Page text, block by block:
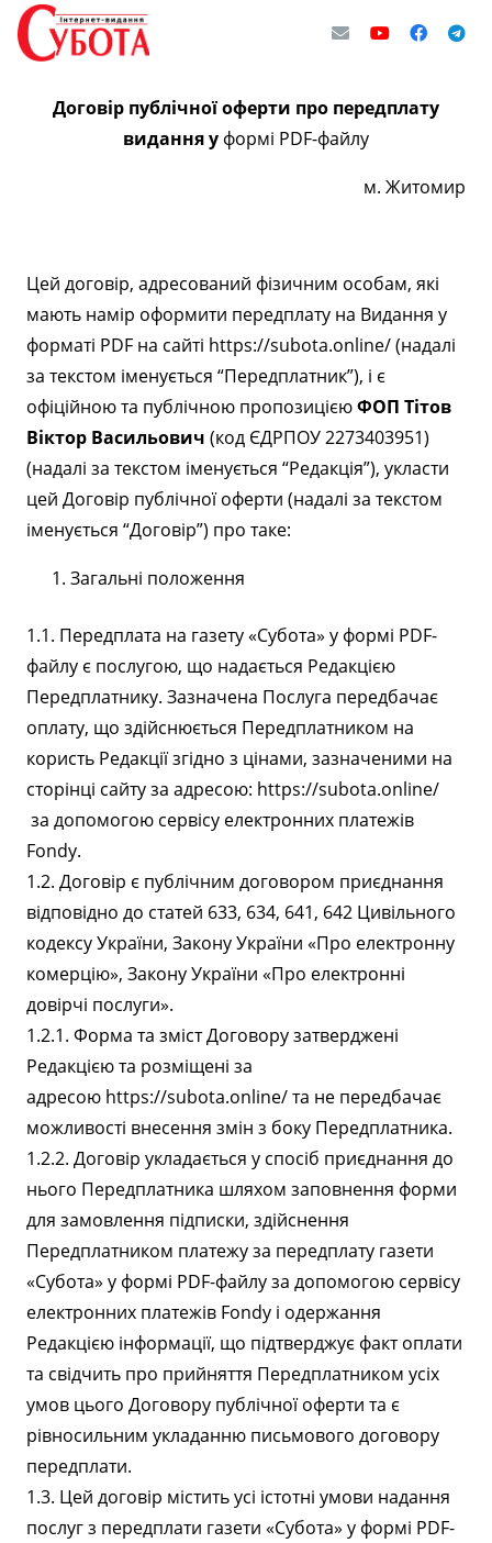
Договір публічної оферти про передплату
видання у формі PDF-файлу
м. Житомир
Цей договір, адресований фізичним особам, які
мають намір оформити передплату на Видання у
форматі PDF на сайті https://subota.online/ (надалі
за текстом іменується “Передплатник”), і є
офіційною та публічною пропозицієюФОП Тітов
Віктор Васильович (код ЄДРПОУ 2273403951)
(надалі за текстом іменується “Редакція”), укласти
цей Договір публічної оферти (надалі за текстом
іменується “Договір”) про таке:
Загальні положення
1.1. Передплата на газету «Субота» у формі PDF-
файлу є послугою, що надається Редакцією
Передплатнику. Зазначена Послуга передбачає
оплату, що здійснюється Передплатником на
користь Редакції згідно з цінами, зазначеними на
сторінці сайту за адресою: https://subota.online/
за допомогою сервісу електронних платежів
Fondy.
1.2. Договір є публічним договором приєднання
відповідно до статей 633, 634, 641, 642 Цивільного
кодексу України, Закону України «Про електронну
комерцію», Закону України «Про електронні
довірчі послуги».
1.2.1. Форма та зміст Договору затверджені
Редакцією та розміщені за
адресою https://subota.online/ та не передбачає
можливості внесення змін з боку Передплатника.
1.2.2. Договір укладається у спосіб приєднання до
нього Передплатника шляхом заповнення форми
для замовлення підписки, здійснення
Передплатником платежу за передплату газети
«Субота» у формі PDF-файлу за допомогою сервісу
електронних платежів Fondy і одержання
Редакцією інформації, що підтверджує факт оплати
та свідчить про прийняття Передплатником усіх
умов цього Договору публічної оферти та є
рівносильним укладанню письмового договору
передплати.
1.3. Цей договір містить усі істотні умови надання
послуг з передплати газети «Субота» у формі PDF-